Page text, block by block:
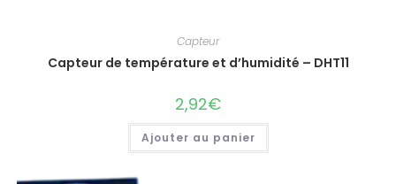
Capteur
Capteur de température et d’humidité – DHT11
2,92€
Ajouter au panier